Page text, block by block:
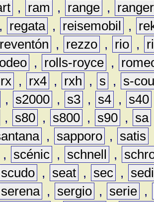
, ram , range ,
ranger
, regata , reisemobil ,
reventón , rezzo , rio ,
, rolls-royce ,
rx , rx4 , rxh , s ,
s-
, s2000 , s3 , s4 , s40
, s80 , s800 , s90 , sa
, sapporo , satis
, scénic , schnell ,
scudo , seat , sec ,
serena , sergio , serie ,